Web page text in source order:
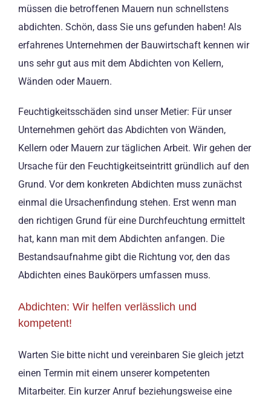
müssen die betroffenen Mauern nun schnellstens
abdichten. Schön, dass Sie uns gefunden haben! Als
erfahrenes Unternehmen der Bauwirtschaft kennen wir
uns sehr gut aus mit dem Abdichten von Kellern,
Wänden oder Mauern.
Feuchtigkeitsschäden sind unser Metier: Für unser
Unternehmen gehört das Abdichten von Wänden,
Kellern oder Mauern zur täglichen Arbeit. Wir gehen der
Ursache für den Feuchtigkeitseintritt gründlich auf den
Grund. Vor dem konkreten Abdichten muss zunächst
einmal die Ursachenfindung stehen. Erst wenn man
den richtigen Grund für eine Durchfeuchtung ermittelt
hat, kann man mit dem Abdichten anfangen. Die
Bestandsaufnahme gibt die Richtung vor, den das
Abdichten eines Baukörpers umfassen muss.
Abdichten: Wir helfen verlässlich und
kompetent!
Warten Sie bitte nicht und vereinbaren Sie gleich jetzt
einen Termin mit einem unserer kompetenten
Mitarbeiter. Ein kurzer Anruf beziehungsweise eine